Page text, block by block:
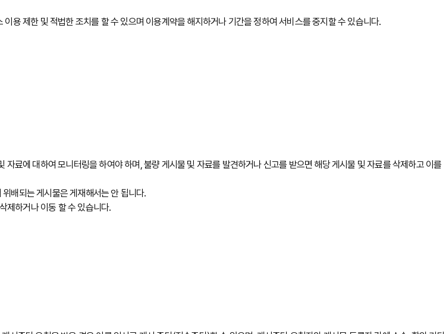
용 제한 및 적법한 조치를 할 수 있으며 이용계약을 해지하거나 기간을 정하여 서비스를 중지할 수 있습니다.
료에 대하여 모니터링을 하여야 하며, 불량 게시물 및 자료를 발견하거나 신고를 받으면 해당 게시물 및 자료를 삭제하고 이를
배되는 게시물은 게재해서는 안 됩니다.
제하거나 이동 할 수 있습니다.